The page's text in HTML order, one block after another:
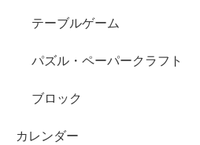
テーブルゲーム
パズル・ペーパークラフト
ブロック
カレンダー